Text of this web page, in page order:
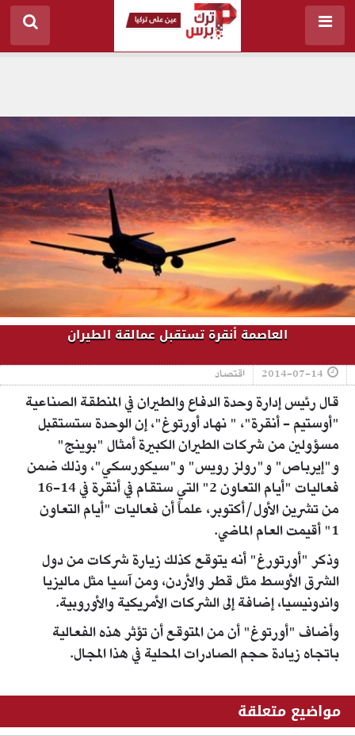
العاصمة أنقرة تستقبل عمالقة الطيران
2014-07-14 اقتصاد
قال رئيس إدارة وحدة الدفاع والطيران في المنطقة الصناعية
"أوستيم - أنقرة"، " نهاد أورتوغ"، إن الوحدة ستستقبل
مسؤولين من شركات الطيران الكبيرة أمثال "بوينج"
و"إيرباص" و"رولز رويس" و"سيكورسكي"، وذلك ضمن
فعاليات "أيام التعاون 2" التي ستقام في أنقرة في 14-16
من تشرين الأول/أكتوبر، علماً أن فعاليات "أيام التعاون
1" أقيمت العام الماضي.
وذكر "أورتورغ" أنه يتوقع كذلك زيارة شركات من دول
الشرق الأوسط مثل قطر والأردن، ومن آسيا مثل ماليزيا
واندونيسيا، إضافة إلى الشركات الأمريكية والأوروبية.
وأضاف "أورتوغ" أن من المتوقع أن تؤثر هذه الفعالية
باتجاه زيادة حجم الصادرات المحلية في هذا المجال.
مواضيع متعلقة